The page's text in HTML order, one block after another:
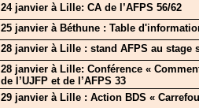
24 janvier à Lille: CA de l’AFPS 56/62
25 janvier à Béthune : Table
28 janvier à Lille : stand AFPS au
28 janvier à Lille: Conférence «
de l’UJFP et de l’AFPS 33
29 janvier à Lille : Action BDS «